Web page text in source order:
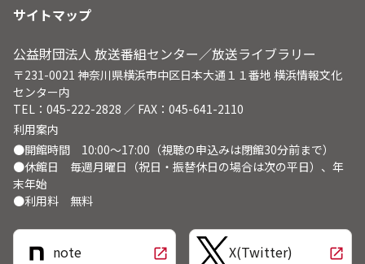
サイトマップ
公益財団法人 放送番組センター／放送ライブラリー
〒231-0021 神奈川県横浜市中区日本大通１１番地 横浜情報文化
センター内
TEL：045-222-2828 ／ FAX：045-641-2110
利用案内
●開館時間 10:00～17:00（視聴の申込みは閉館30分前まで）
●休館日 毎週月曜日（祝日・振替休日の場合は次の平日）、年
末年始
●利用料 無料
note open_in_new X(Twitter) open_in_new